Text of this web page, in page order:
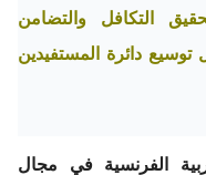
التكافل والتضامن
دائرة المستفيدين
الفرنسية في مجال